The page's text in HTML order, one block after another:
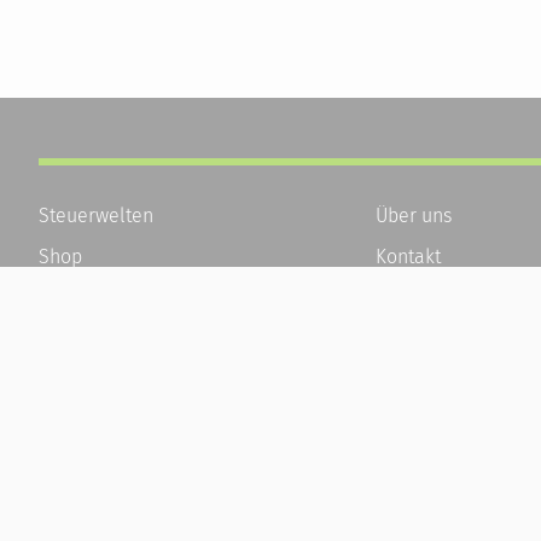
Steuerwelten
Shop
Über uns
Kontakt